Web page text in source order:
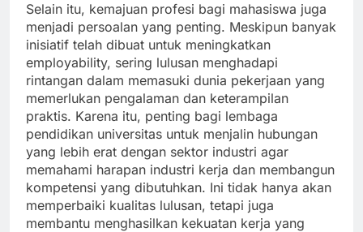
Selain itu, kemajuan profesi bagi mahasiswa juga
menjadi persoalan yang penting. Meskipun banyak
inisiatif telah dibuat untuk meningkatkan
employability, sering lulusan menghadapi
rintangan dalam memasuki dunia pekerjaan yang
memerlukan pengalaman dan keterampilan
praktis. Karena itu, penting bagi lembaga
pendidikan universitas untuk menjalin hubungan
yang lebih erat dengan sektor industri agar
memahami harapan industri kerja dan membangun
kompetensi yang dibutuhkan. Ini tidak hanya akan
memperbaiki kualitas lulusan, tetapi juga
membantu menghasilkan kekuatan kerja yang